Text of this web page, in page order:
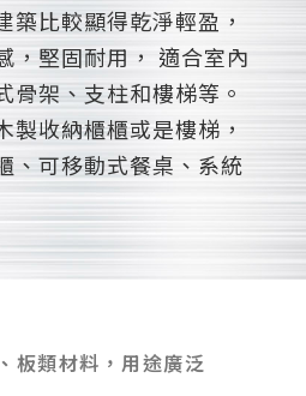
築比較顯得乾淨輕盈，
，堅固耐用， 適合室內
骨架、支柱和樓梯等。
製收納櫃櫃或是樓梯，
、可移動式餐桌、系統
板類材料，用途廣泛